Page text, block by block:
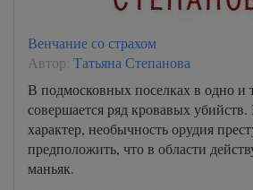
Венчание со страхом
Автор: Татьяна Степанова
В подмосковных поселках в одно и
совершается ряд кровавых
характер, необычность орудия
предположить, что в области
маньяк.